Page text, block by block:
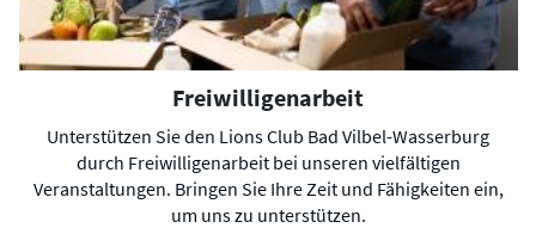
Freiwilligenarbeit
Unterstützen Sie den Lions Club Bad Vilbel-Wasserburg
durch Freiwilligenarbeit bei unseren vielfältigen
Veranstaltungen. Bringen Sie Ihre Zeit und Fähigkeiten ein,
um uns zu unterstützen.